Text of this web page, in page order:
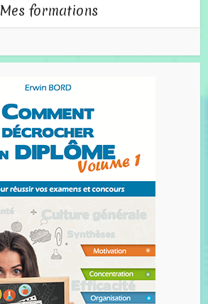
Mes formations